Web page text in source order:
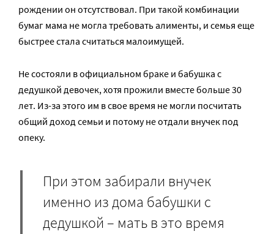
рождении он отсутствовал. При такой комбинации
бумаг мама не могла требовать алименты, и семья еще
быстрее стала считаться малоимущей.
Не состояли в официальном браке и бабушка с
дедушкой девочек, хотя прожили вместе больше 30
лет. Из-за этого им в свое время не могли посчитать
общий доход семьи и потому не отдали внучек под
опеку.
При этом забирали внучек
именно из дома бабушки с
дедушкой – мать в это время